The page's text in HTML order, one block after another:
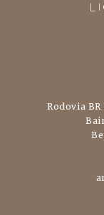
Rodovia